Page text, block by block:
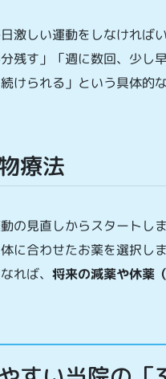
激しい運動をしなければ
残す」「週に数回、少し
けられる」という具体的
療法
の見直しからスタートし
に合わせたお薬を選択し
れば、 将来の減薬や休薬